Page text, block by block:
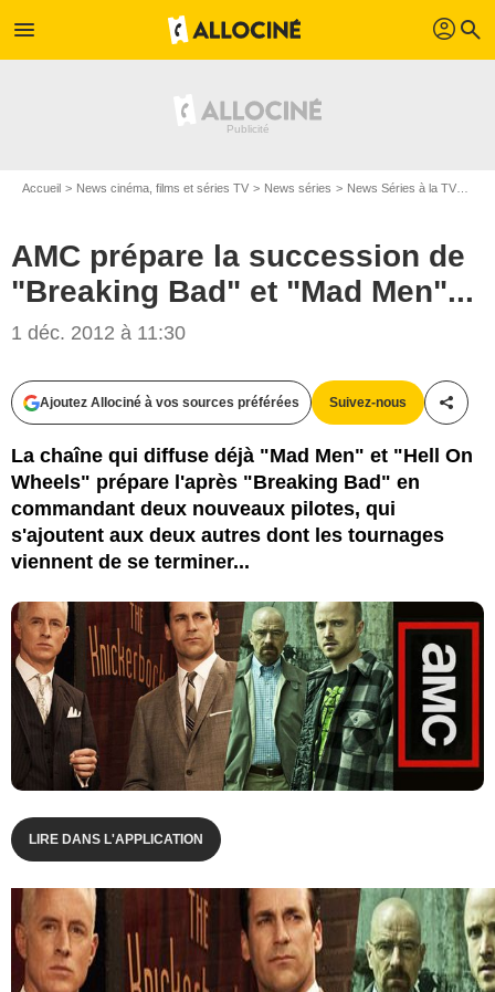
menu profil search
Accueil News cinéma, films et séries TV News séries News Séries à la TV
AMC prépare la succession de
"Breaking Bad" et "Mad Men"...
1 déc. 2012 à 11:30
Ajoutez Allociné à vos sources préférées Suivez-nous
La chaîne qui diffuse déjà "Mad Men" et "Hell On
Wheels" prépare l'après "Breaking Bad" en
commandant deux nouveaux pilotes, qui
s'ajoutent aux deux autres dont les tournages
viennent de se terminer...
LIRE DANS L'APPLICATION